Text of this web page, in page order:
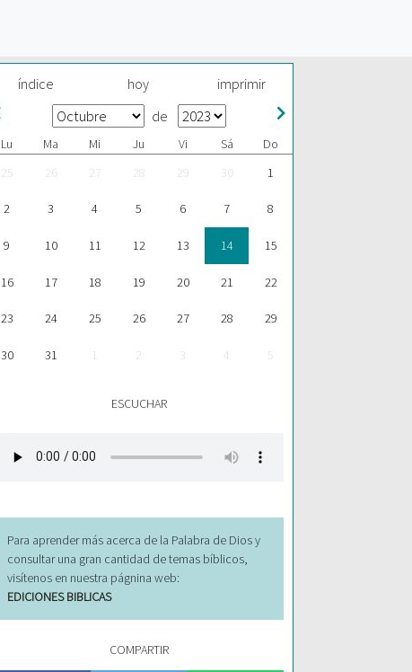
índice hoy imprimir
de
Lu Ma Mi Ju Vi Sá
Do
25
26 27 28 29 30 1
2 3 4 5 6 7 8
9 10 11 12 13 14 15
16 17 18 19 20 21 22
23 24 25 26 27 28 29
30 31 1 2 3 4 5
ESCUCHAR
Para aprender más acerca de la Palabra de Dios y
consultar una gran cantidad de temas bíblicos,
visítenos en nuestra págnina web:
EDICIONES BIBLICAS
COMPARTIR